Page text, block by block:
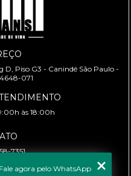
Piso G3 - Canindé São Paulo -
071
às 18:00h
7351
agora pelo WhatsApp